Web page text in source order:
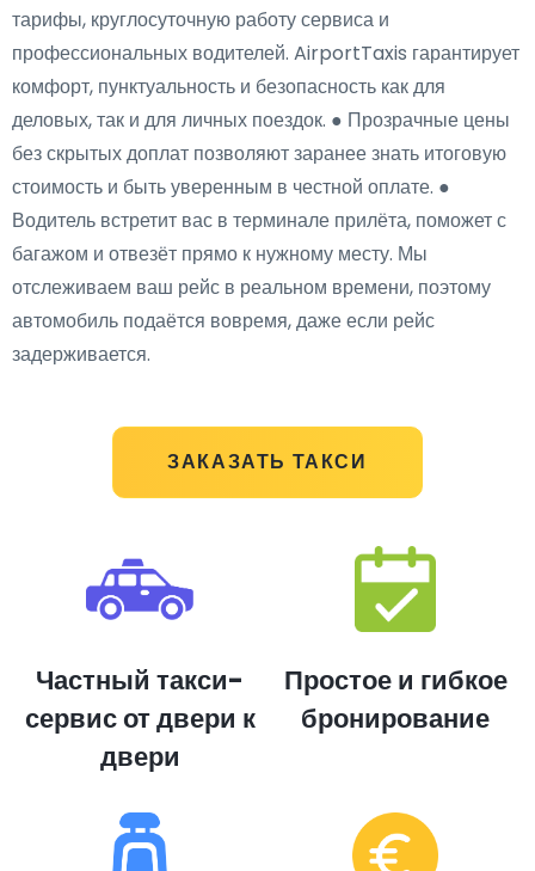
ЗАКАЗАТЬ ТАКСИ
тарифы, круглосуточную работу сервиса и
профессиональных водителей. AirportTaxis гарантирует
комфорт, пунктуальность и безопасность как для
деловых, так и для личных поездок. ● Прозрачные цены
без скрытых доплат позволяют заранее знать итоговую
стоимость и быть уверенным в честной оплате. ●
Водитель встретит вас в терминале прилёта, поможет с
багажом и отвезёт прямо к нужному месту. Мы
отслеживаем ваш рейс в реальном времени, поэтому
автомобиль подаётся вовремя, даже если рейс
задерживается.
Частный такси-
сервис от двери к
двери
Простое и гибкое
бронирование